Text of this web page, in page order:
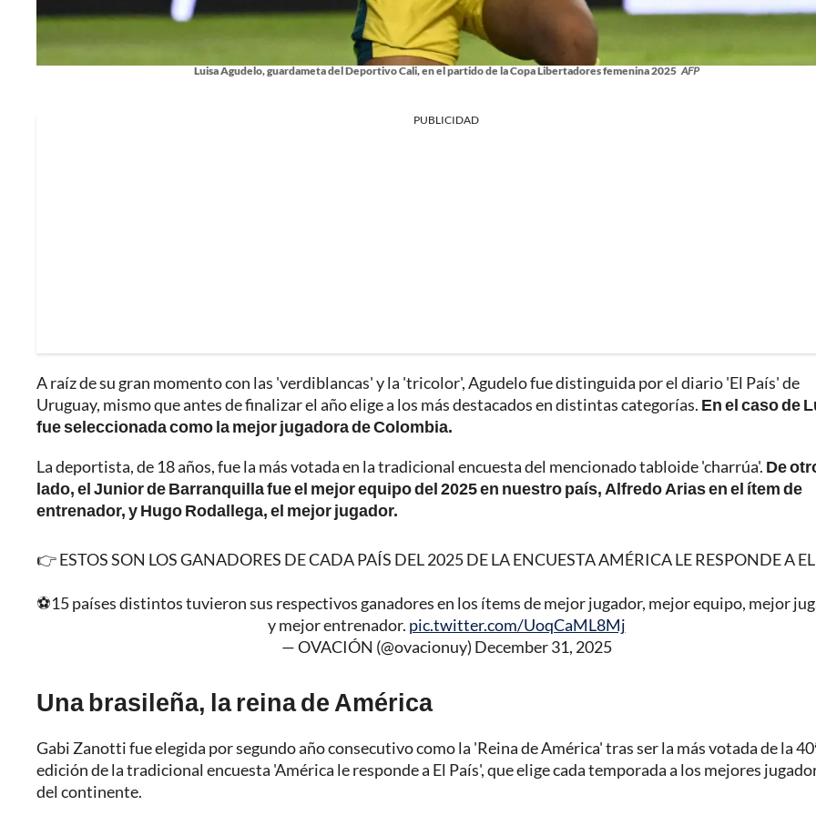
Luisa Agudelo, guardameta del Deportivo Cali, en el partido de la Copa Libertadores femenina 2025 AFP
PUBLICIDAD
A raíz de su gran momento con las 'verdiblancas' y la 'tricolor', Agudelo fue distinguida por el diario 'El País' de
Uruguay, mismo que antes de finalizar el año elige a los más destacados en distintas categorías. En el caso de
fue seleccionada como la mejor jugadora de Colombia.
La deportista, de 18 años, fue la más votada en la tradicional encuesta del mencionado tabloide 'charrúa'. De
lado, el Junior de Barranquilla fue el mejor equipo del 2025 en nuestro país, Alfredo Arias en el ítem de
entrenador, y Hugo Rodallega, el mejor jugador.
👉 ESTOS SON LOS GANADORES DE CADA PAÍS DEL 2025 DE LA ENCUESTA AMÉRICA LE RESPONDE A
⚽15 países distintos tuvieron sus respectivos ganadores en los ítems de mejor jugador, mejor equipo, mejor
y mejor entrenador. pic.twitter.com/UoqCaML8Mj
— OVACIÓN (@ovacionuy) December 31, 2025
Una brasileña, la reina de América
Gabi Zanotti fue elegida por segundo año consecutivo como la 'Reina de América' tras ser la más votada de la
edición de la tradicional encuesta 'América le responde a El País', que elige cada temporada a los mejores
del continente.